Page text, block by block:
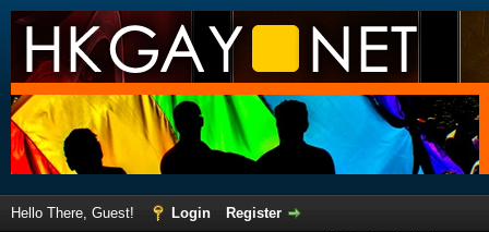
Hello There, Guest! Login
Register